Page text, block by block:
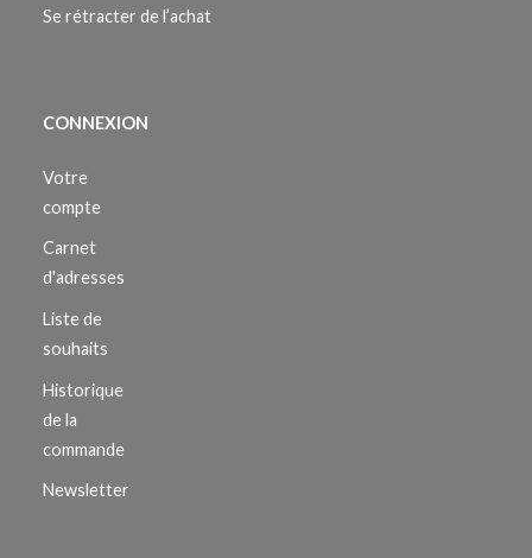
Se rétracter de l’achat
CONNEXION
Votre
compte
Carnet
d'adresses
Liste de
souhaits
Historique
de la
commande
Newsletter